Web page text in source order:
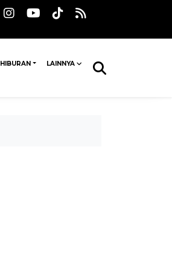
HIBURAN LAINNYA